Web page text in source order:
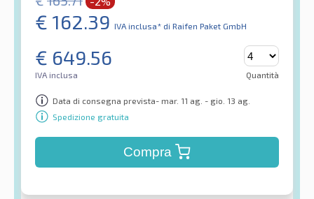
€ 162.39 IVA inclusa* di Raifen Paket GmbH
€ 649.56
IVA inclusa Quantità
Data di consegna prevista- mar. 11 ag. - gio. 13 ag.
Spedizione gratuita
Compra